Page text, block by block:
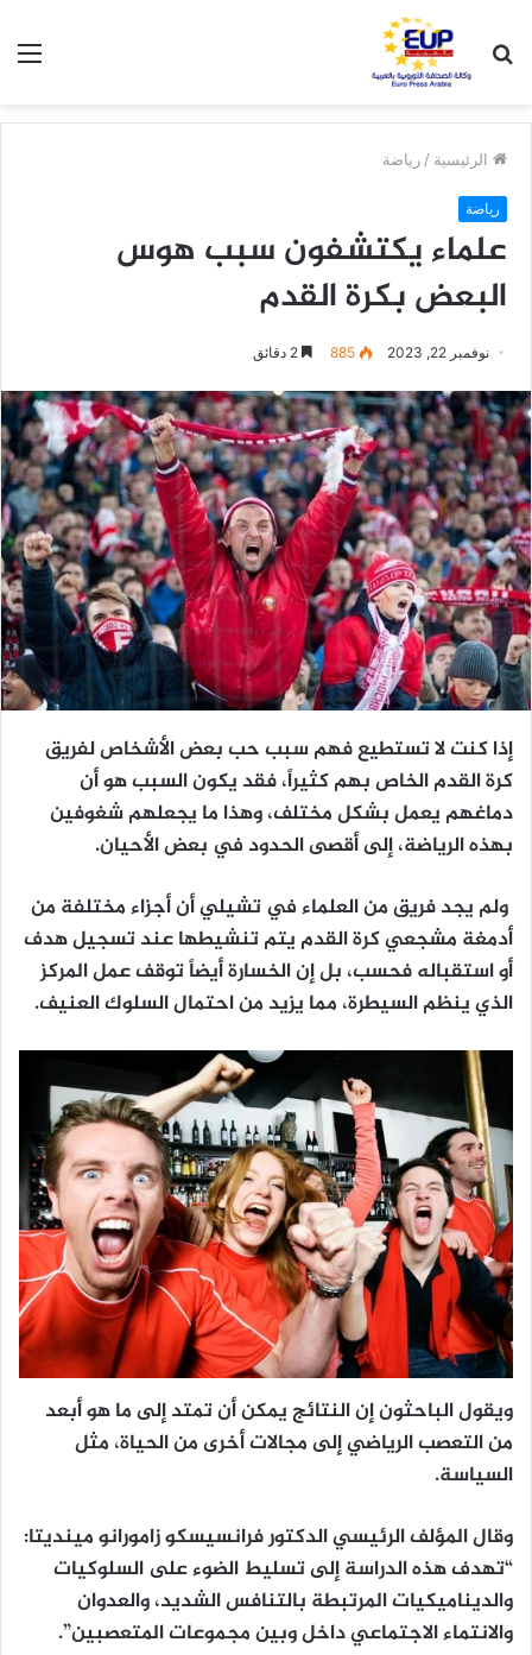
عن
الرئيسية / رياضة
رياضة
علماء يكتشفون سبب هوس
البعض بكرة القدم
نوفمبر 22, 2023 885
إذا كنت لا تستطيع فهم سبب حب بعض الأشخاص لفريق
كرة القدم الخاص بهم كثيراً، فقد يكون السبب هو أن
دماغهم يعمل بشكل مختلف، وهذا ما يجعلهم شغوفين
بهذه الرياضة، إلى أقصى الحدود في بعض الأحيان.
ولم يجد فريق من العلماء في تشيلي أن أجزاء مختلفة من
أدمغة مشجعي كرة القدم يتم تنشيطها عند تسجيل هدف
أو استقباله فحسب، بل إن الخسارة أيضاً توقف عمل المركز
الذي ينظم السيطرة، مما يزيد من احتمال السلوك العنيف.
ويقول الباحثون إن النتائج يمكن أن تمتد إلى ما هو أبعد
من التعصب الرياضي إلى مجالات أخرى من الحياة، مثل
السياسة.
وقال المؤلف الرئيسي الدكتور فرانسيسكو زامورانو مينديتا:
“تهدف هذه الدراسة إلى تسليط الضوء على السلوكيات
والديناميكيات المرتبطة بالتنافس الشديد، والعدوان
والانتماء الاجتماعي داخل وبين مجموعات المتعصبين”.